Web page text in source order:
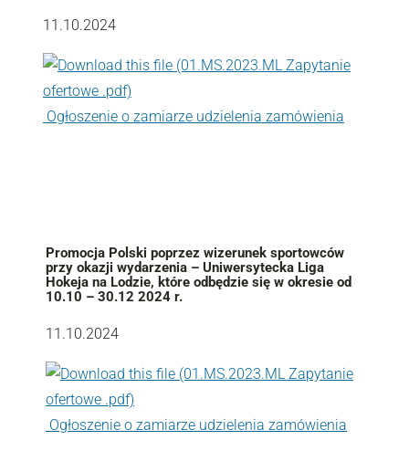
11.10.2024
Ogłoszenie o zamiarze udzielenia zamówienia
Promocja Polski poprzez wizerunek sportowców
przy okazji wydarzenia – Uniwersytecka Liga
Hokeja na Lodzie, które odbędzie się w okresie od
10.10 – 30.12 2024 r.
11.10.2024
Ogłoszenie o zamiarze udzielenia zamówienia